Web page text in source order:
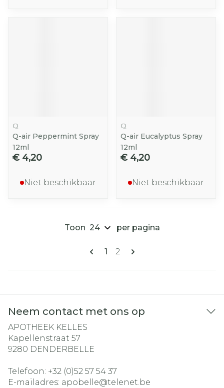
Q
Q-air Peppermint Spray
12ml
€ 4,20
Niet beschikbaar
Q
Q-air Eucalyptus Spray
12ml
€ 4,20
Niet beschikbaar
Pagina's
U lees momenteel pagina
1 Pagina
2
Toon per pagina
Neem contact met ons op
APOTHEEK KELLES
Kapellenstraat 57
9280 DENDERBELLE
Telefoon: +32 (0)52 57 54 37
E-mailadres: apobelle@telenet.be